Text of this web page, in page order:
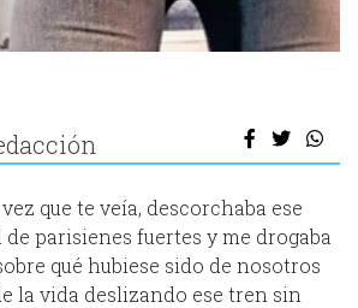
que te veía, descorchaba ese
parisienes fuertes y me drogaba
qué hubiese sido de nosotros
la vida deslizando ese tren sin